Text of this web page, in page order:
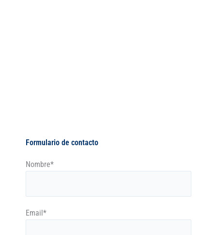
Formulario de contacto
Nombre*
Email*